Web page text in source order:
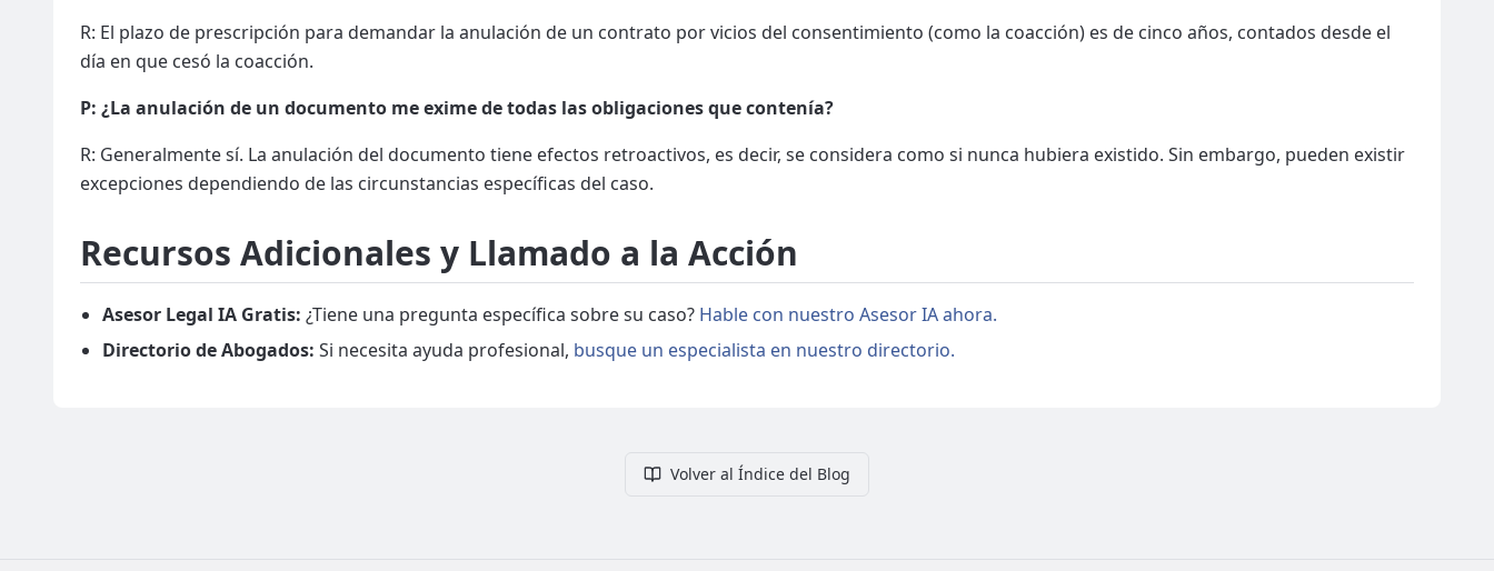
R: El plazo de prescripción para demandar la anulación de un contrato por vicios del consentimiento (como la coacción) es de cinco años, contados desde el
día en que cesó la coacción.
P: ¿La anulación de un documento me exime de todas las obligaciones que contenía?
R: Generalmente sí. La anulación del documento tiene efectos retroactivos, es decir, se considera como si nunca hubiera existido. Sin embargo, pueden existir
excepciones dependiendo de las circunstancias específicas del caso.
Recursos Adicionales y Llamado a la Acción
Asesor Legal IA Gratis: ¿Tiene una pregunta específica sobre su caso? Hable con nuestro Asesor IA ahora.
Directorio de Abogados: Si necesita ayuda profesional, busque un especialista en nuestro directorio.
Volver al Índice del Blog